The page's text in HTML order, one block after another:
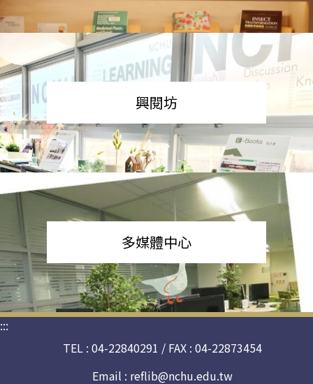
興閱坊
多媒體中心
:::
TEL : 04-22840291 / FAX : 04-22873454
Email : reflib@nchu.edu.tw